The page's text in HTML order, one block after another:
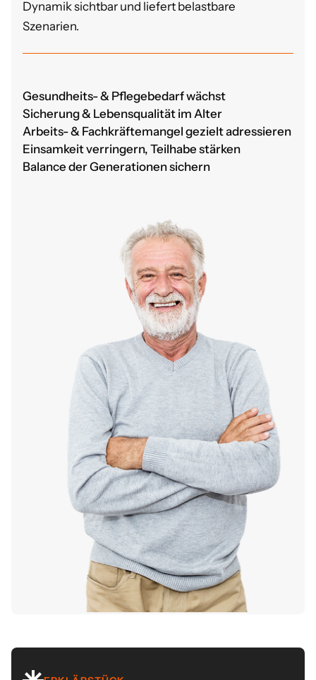
Dynamik sichtbar und liefert belastbare
Szenarien.
Gesundheits- & Pflegebedarf wächst
Sicherung & Lebensqualität im Alter
Arbeits- & Fachkräftemangel gezielt adressieren
Einsamkeit verringern, Teilhabe stärken
Balance der Generationen sichern